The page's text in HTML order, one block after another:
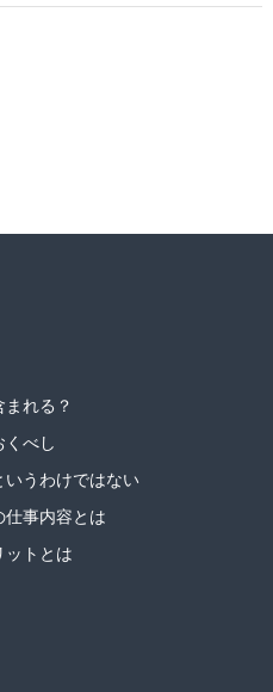
れる？
べし
うわけではない
事内容とは
ットとは